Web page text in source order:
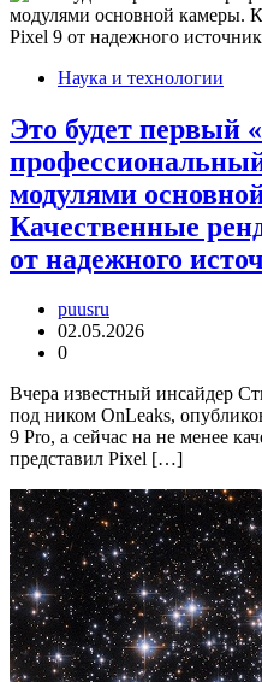
Наука и технологии
Это будет первый
модулями
Качественные
от надежного
puusru
02.05.2026
0
Вчера известный инсайдер
под ником OnLeaks,
9 Pro, а сейчас на не менее
представил Pixel […]